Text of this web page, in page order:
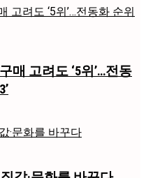
매 고려도 ‘5위’…전동